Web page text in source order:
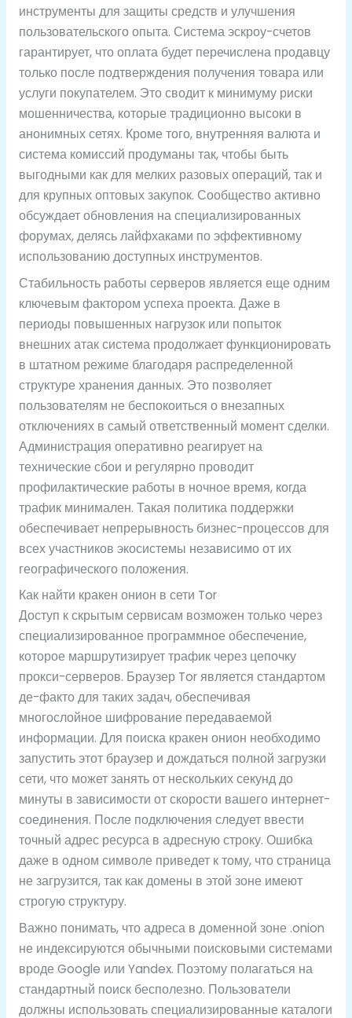
инструменты для защиты средств и улучшения
пользовательского опыта. Система эскроу-счетов
гарантирует, что оплата будет перечислена продавцу
только после подтверждения получения товара или
услуги покупателем. Это сводит к минимуму риски
мошенничества, которые традиционно высоки в
анонимных сетях. Кроме того, внутренняя валюта и
система комиссий продуманы так, чтобы быть
выгодными как для мелких разовых операций, так и
для крупных оптовых закупок. Сообщество активно
обсуждает обновления на специализированных
форумах, делясь лайфхаками по эффективному
использованию доступных инструментов.
Стабильность работы серверов является еще одним
ключевым фактором успеха проекта. Даже в
периоды повышенных нагрузок или попыток
внешних атак система продолжает функционировать
в штатном режиме благодаря распределенной
структуре хранения данных. Это позволяет
пользователям не беспокоиться о внезапных
отключениях в самый ответственный момент сделки.
Администрация оперативно реагирует на
технические сбои и регулярно проводит
профилактические работы в ночное время, когда
трафик минимален. Такая политика поддержки
обеспечивает непрерывность бизнес-процессов для
всех участников экосистемы независимо от их
географического положения.
Как найти кракен онион в сети Tor
Доступ к скрытым сервисам возможен только через
специализированное программное обеспечение,
которое маршрутизирует трафик через цепочку
прокси-серверов. Браузер Tor является стандартом
де-факто для таких задач, обеспечивая
многослойное шифрование передаваемой
информации. Для поиска кракен онион необходимо
запустить этот браузер и дождаться полной загрузки
сети, что может занять от нескольких секунд до
минуты в зависимости от скорости вашего интернет-
соединения. После подключения следует ввести
точный адрес ресурса в адресную строку. Ошибка
даже в одном символе приведет к тому, что страница
не загрузится, так как домены в этой зоне имеют
строгую структуру.
Важно понимать, что адреса в доменной зоне .onion
не индексируются обычными поисковыми системами
вроде Google или Yandex. Поэтому полагаться на
стандартный поиск бесполезно. Пользователи
должны использовать специализированные каталоги